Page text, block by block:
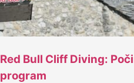
Red Bull Cliff Diving:
program